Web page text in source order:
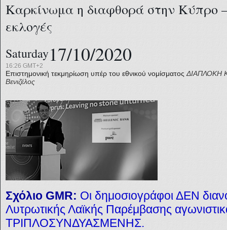
Καρκίνωμα η διαφθορά στην Κύπρο
εκλογές
Saturday17/10/2020
16:26 GMT+2
Επιστημονική τεκμηρίωση υπέρ του εθνικού νομίσματος ΔΙΑΠΛΟΚΗ
Βενιζέλος
Σχόλιο GMR: Οι δημοσιογράφοι ΔΕΝ
Λυτρωτικής Λαϊκής Παρέμβασης
ΤΡΙΠΛΟΣΥΝΔΥΑΣΜΕΝΗΣ.